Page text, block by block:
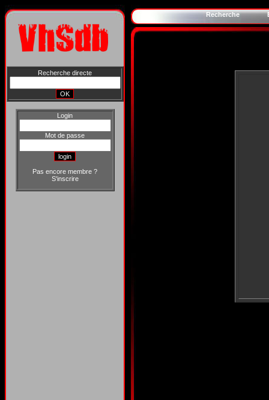
Recherche directe
Login
Mot de passe
Pas encore membre ?
S'inscrire
Recherche